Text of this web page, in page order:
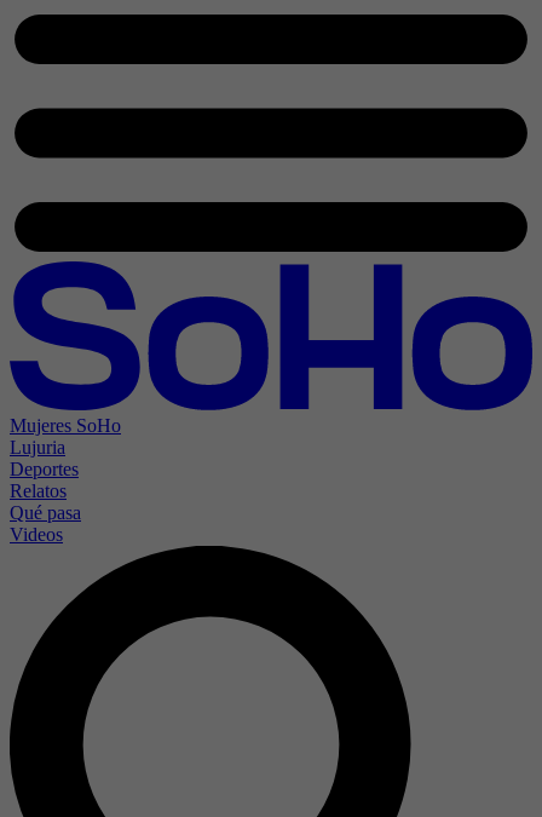
Mujeres SoHo
Lujuria
Deportes
Relatos
Qué pasa
Videos